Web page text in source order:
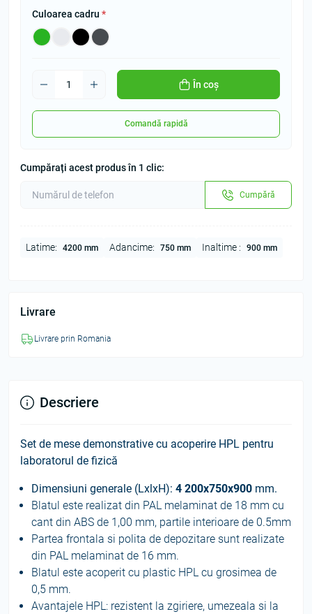
Culoarea cadru *
În coș
Comandă rapidă
Cumpărați acest produs în 1 clic:
Cumpără
Latime: 4200 mm Adancime: 750 mm Inaltime : 900 mm
Livrare
Livrare prin Romania
Descriere
Set de mese demonstrative cu acoperire HPL pentru
laboratorul de fizică
Dimensiuni generale (LxlxH): 4 200x750x900 mm.
Blatul este realizat din PAL melaminat de 18 mm cu
cant din ABS de 1,00 mm, partile interioare de 0.5mm
Partea frontala si polita de depozitare sunt realizate
din PAL melaminat de 16 mm.
Blatul este acoperit cu plastic HPL cu grosimea de
0,5 mm.
Avantajele HPL: rezistent la zgiriere, umezeala si la